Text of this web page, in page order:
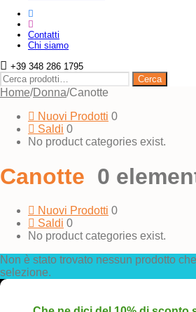
Contatti
Chi siamo
+39 348 286 1795
Cerca:
Cerca
Home/Donna/Canotte
Nuovi Prodotti 0
Saldi 0
No product categories exist.
Canotte 0
Nuovi Prodotti 0
Saldi 0
No product categories exist.
Non è stato trovato nessun prodotto
selezione.